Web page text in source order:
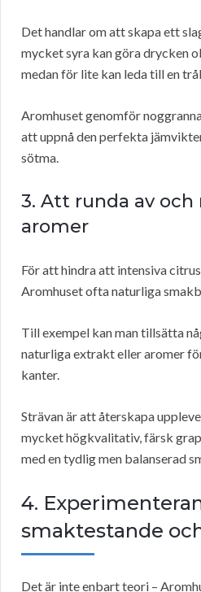
Det handlar om att skapa ett
mycket syra kan göra drycken
medan för lite kan leda till en
Aromhuset genomför
att uppnå den perfekta
sötma.
3. Att runda av
aromer
För att hindra att intensiva
Aromhuset ofta naturliga
Till exempel kan man tillsätta
naturliga extrakt eller aromer
kanter.
Strävan är att återskapa
mycket högkvalitativ, färsk
med en tydlig men balanserad
4.
smaktestande
Det är inte enbart teori –